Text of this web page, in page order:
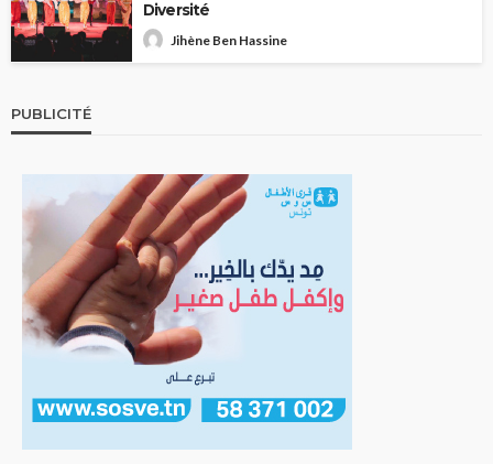
Diversité
Jihène Ben Hassine
PUBLICITÉ